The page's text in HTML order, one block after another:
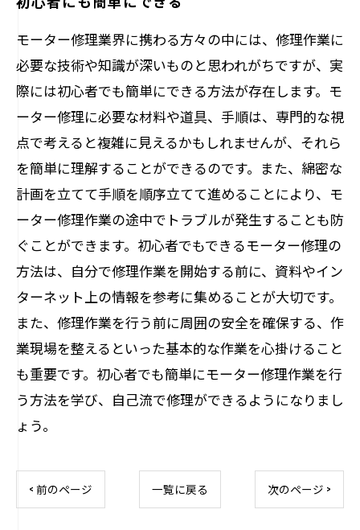
モーター修理業界に携わる方々の中には、修理作業に
必要な技術や知識が深いものと思われがちですが、実
際には初心者でも簡単にできる方法が存在します。モ
ーター修理に必要な材料や道具、手順は、専門的な視
点で考えると複雑に見えるかもしれませんが、それら
を簡単に理解することができるのです。また、綿密な
計画を立てて手順を順序立てて進めることにより、モ
ーター修理作業の途中でトラブルが発生することも防
ぐことができます。初心者でもできるモーター修理の
方法は、自分で修理作業を開始する前に、資料やイン
ターネット上の情報を参考に集めることが大切です。
また、修理作業を行う前に周囲の安全を確保する、作
業現場を整えるといった基本的な作業を心掛けること
も重要です。初心者でも簡単にモーター修理作業を行
う方法を学び、自己流で修理ができるようになりまし
ょう。
< 前のページ 一覧に戻る 次のページ >